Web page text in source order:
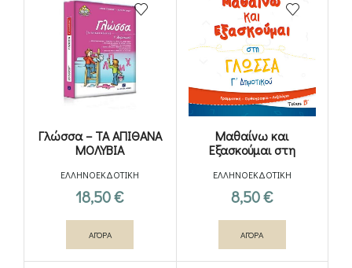
Γλώσσα – ΤΑ ΑΠΙΘΑΝΑ
ΜΟΛΥΒΙΑ
ΕΛΛΗΝΟΕΚΔΟΤΙΚΗ
18,50€
ΑΓΟΡΑ
Μαθαίνω και
Εξασκούμαι στη
(Β΄ τεύχος)
ΕΛΛΗΝΟΕΚΔΟΤΙΚΗ
8,50€
ΑΓΟΡΑ